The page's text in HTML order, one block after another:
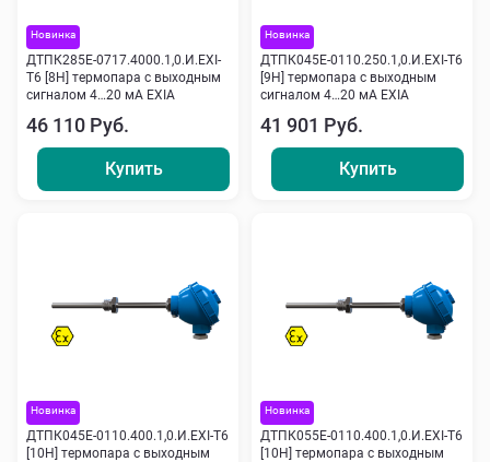
Новинка
ДТПК285Е-0717.4000.1,0.И.ЕХI-
Т6 [8Н] термопара с выходным
сигналом 4…20 мА EXIA
46 110 Руб.
Купить
Новинка
ДТПК045Е-0110.250.1,0.И.ЕХI-Т6
[9Н] термопара с выходным
сигналом 4…20 мА EXIA
41 901 Руб.
Купить
Новинка
ДТПК045Е-0110.400.1,0.И.ЕХI-Т6
[10Н] термопара с выходным
Новинка
ДТПК055Е-0110.400.1,0.И.ЕХI-Т6
[10Н] термопара с выходным